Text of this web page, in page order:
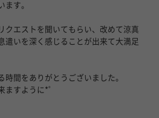
ます。
クエストを聞いてもらい、改めて涼真
遣いを深く感じることが出来て大満足
時間をありがとうございました。
ますように*゜